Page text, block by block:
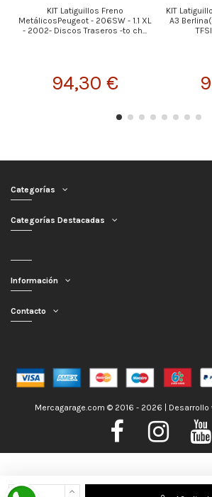
Nos encontramos de Vacaciones, no obstante
KIT Latiguillos Freno
MetálicosPeugeot - 206SW - 1.1 XL
- 2002- Discos Traseros -to ch...
94,30 €
KIT
A3
Categorías
Categorías Destacadas
Información
Contacto
Mercagarage.com © 2016 - 2026 | Desarrollo